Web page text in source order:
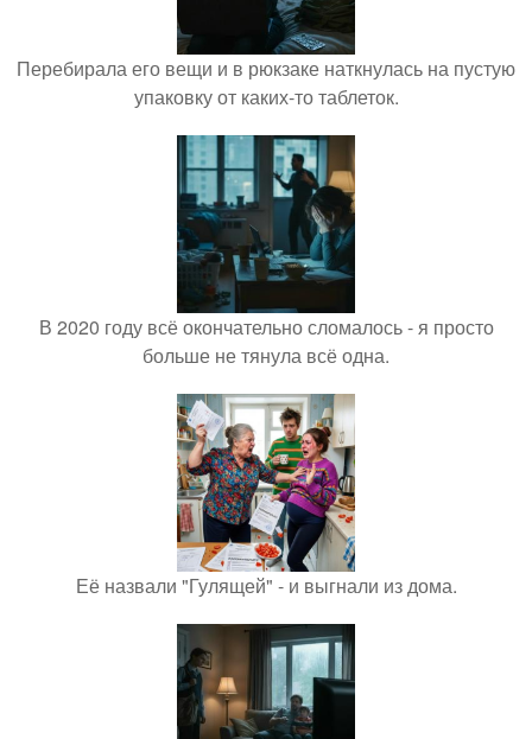
Перебирала его вещи и в рюкзаке наткнулась на пустую
упаковку от каких-то таблеток.
В 2020 году всё окончательно сломалось - я просто
больше не тянула всё одна.
Её назвали "Гулящей" - и выгнали из дома.